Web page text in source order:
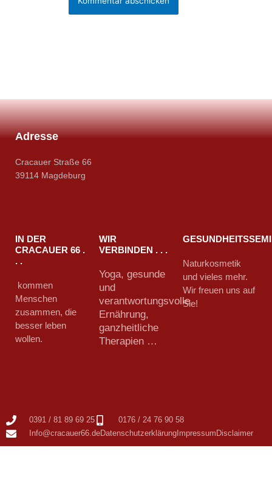
Adresse
Cracauer Straße 66
39114 Magdeburg
IN DER
CRACAUER 66 .
. .
kommen
Menschen
zusammen, die
besser leben
wollen.
WIR
VERBINDEN . . .
Yoga, gesunde
und
verantwortungsvolle
Ernährung,
ganzheitliche
Therapien …
Naturkosmetik
und vieles mehr.
Wir freuen uns auf
Sie!
0391 / 81 89 69 25
0176 / 24 76 90 58
Info@cracauer66.deDatenschutzerklärung Impressum Disclaimer